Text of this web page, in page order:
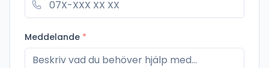
Meddelande *